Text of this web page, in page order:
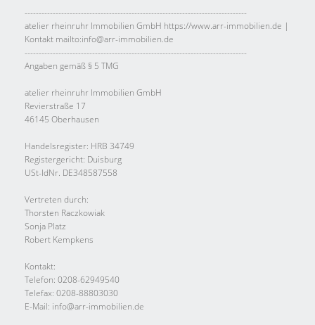
-------------------------------------------------------------------------------
atelier rheinruhr Immobilien GmbH https://www.arr-immobilien.de |
Kontakt mailto:info@arr-immobilien.de
-------------------------------------------------------------------------------
Angaben gemäß § 5 TMG
atelier rheinruhr Immobilien GmbH
Revierstraße 17
46145 Oberhausen
Handelsregister: HRB 34749
Registergericht: Duisburg
USt-IdNr. DE348587558
Vertreten durch:
Thorsten Raczkowiak
Sonja Platz
Robert Kempkens
Kontakt:
Telefon: 0208-62949540
Telefax: 0208-88803030
E-Mail: info@arr-immobilien.de